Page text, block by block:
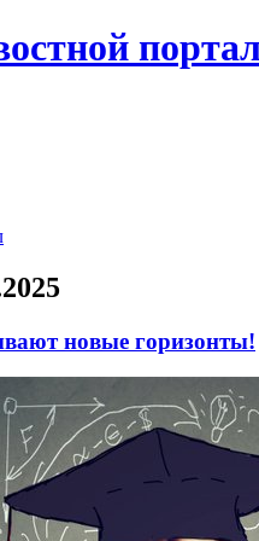
новые горизонты!